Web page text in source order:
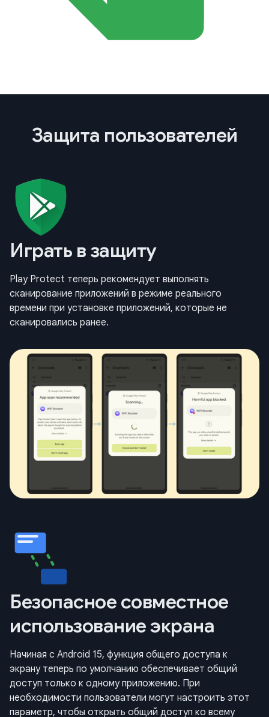
Защита пользователей
Играть в защиту
Play Protect теперь рекомендует выполнять
сканирование приложений в режиме реального
времени при установке приложений, которые не
сканировались ранее.
Безопасное совместное
использование экрана
Начиная с Android 15, функция общего доступа к
экрану теперь по умолчанию обеспечивает общий
доступ только к одному приложению. При
необходимости пользователи могут настроить этот
параметр, чтобы открыть общий доступ ко всему